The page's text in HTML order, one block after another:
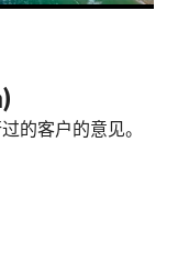
的客户的意见。